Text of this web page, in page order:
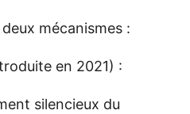
mécanismes :
en 2021) :
silencieux du